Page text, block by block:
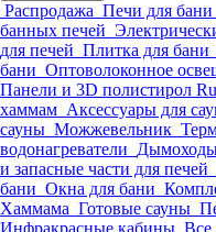
Распродажа Печи для бани
банных печей
для печей Плитка для бани
бани Оптоволоконное
Панели и 3D полистирол
хаммам Аксессуары для
сауны Можжевельник
водонагреватели
и запасные части для печей
бани Окна для бани
Хаммама Готовые сауны
Инфракрасные кабины Все